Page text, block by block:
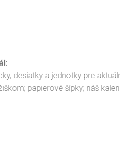
desiatky a jednotky pre
papierové šípky; náš